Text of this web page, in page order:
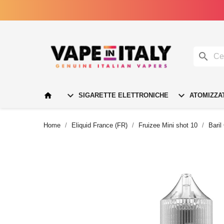

  SIGARETTE ELETTRONICHE 
Home Eliquid France (FR) Fruizee Mini shot 10 Baril